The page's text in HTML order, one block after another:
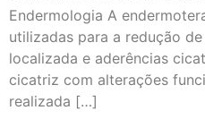
Endermologia A
utilizadas para a redução
localizada e aderências
cicatriz com alterações
realizada […]